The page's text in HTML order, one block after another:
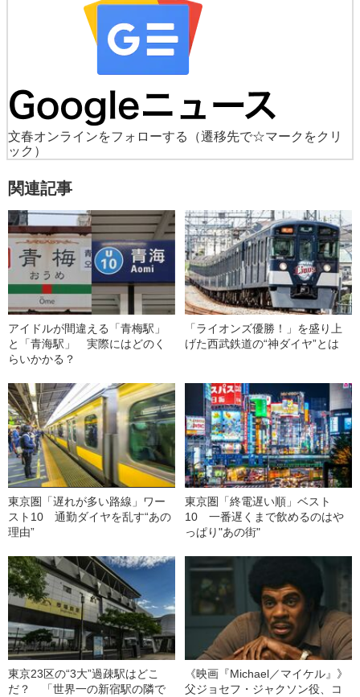
文春オンラインをフォローする
（遷移先で☆マークをクリ
ック）
関連記事
アイドルが間違える「青梅駅」
と「青海駅」 実際にはどのく
らいかかる？
「ライオンズ優勝！」を盛り上
げた西武鉄道の“神ダイヤ”とは
東京圏「遅れが多い路線」ワー
スト10 通勤ダイヤを乱す“あの
理由”
東京圏「終電遅い順」ベスト
10 一番遅くまで飲めるのはや
っぱり"あの街"
東京23区の“3大”過疎駅はどこ
だ？ 「世界一の新宿駅の隣で
《映画『Michael／マイケル』》
父ジョセフ・ジャクソン役、コ